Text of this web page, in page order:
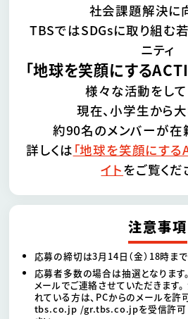
社会課題解決に
TBSではSDGsに取り組む
ニティ
「地球を笑顔にする
様々な活動をして
現在、小学生から
約90名のメンバーが在
詳しくは 「地球を笑顔にす
イトをご覧くだ
注意事項
応募の締切は3月14日（金）18時まで
応募者多数の場合は抽選となります
メールでご連絡させていただきます
れている方は、PCからのメールを許
tbs.co.jp /gr.tbs.co.jpを受信許可ド